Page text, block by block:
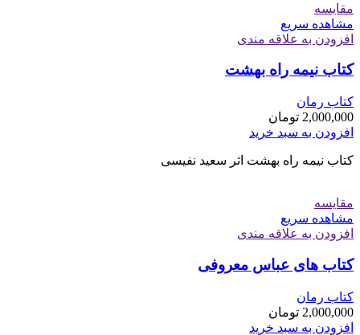
مقایسه
مشاهده سریع
افزودن به علاقه مندی
کتاب نیمه راه بهشت
کتاب رمان
2,000,000 تومان
افزودن به سبد خرید
کتاب نیمه راه بهشت اثر سعید نفیسی
مقایسه
مشاهده سریع
افزودن به علاقه مندی
کتاب های عباس معروفی
کتاب رمان
2,000,000 تومان
افزودن به سبد خرید